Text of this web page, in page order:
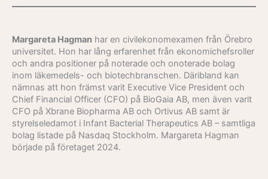
Margareta Hagman har en civilekonomexamen från Örebro
universitet. Hon har lång erfarenhet från ekonomichefsroller
och andra positioner på noterade och onoterade bolag
inom läkemedels- och biotechbranschen. Däribland kan
nämnas att hon främst varit Executive Vice President och
Chief Financial Officer (CFO) på BioGaia AB, men även varit
CFO på Xbrane Biopharma AB och Ortivus AB samt är
styrelseledamot i Infant Bacterial Therapeutics AB – samtliga
bolag listade på Nasdaq Stockholm. Margareta Hagman
började på företaget 2024.